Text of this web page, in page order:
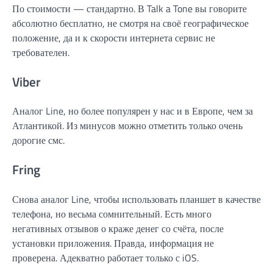
По стоимости — стандартно. В Talk a Tone вы говорите
абсолютно бесплатно, не смотря на своё географическое
положение, да и к скорости интернета сервис не
требователен.
Viber
Аналог Line, но более популярен у нас и в Европе, чем за
Атлантикой. Из минусов можно отметить только очень
дорогие смс.
Fring
Снова аналог Line, чтобы использовать планшет в качестве
телефона, но весьма сомнительный. Есть много
негативных отзывов о краже денег со счёта, после
установки приложения. Правда, информация не
проверена. Адекватно работает только с iOS.